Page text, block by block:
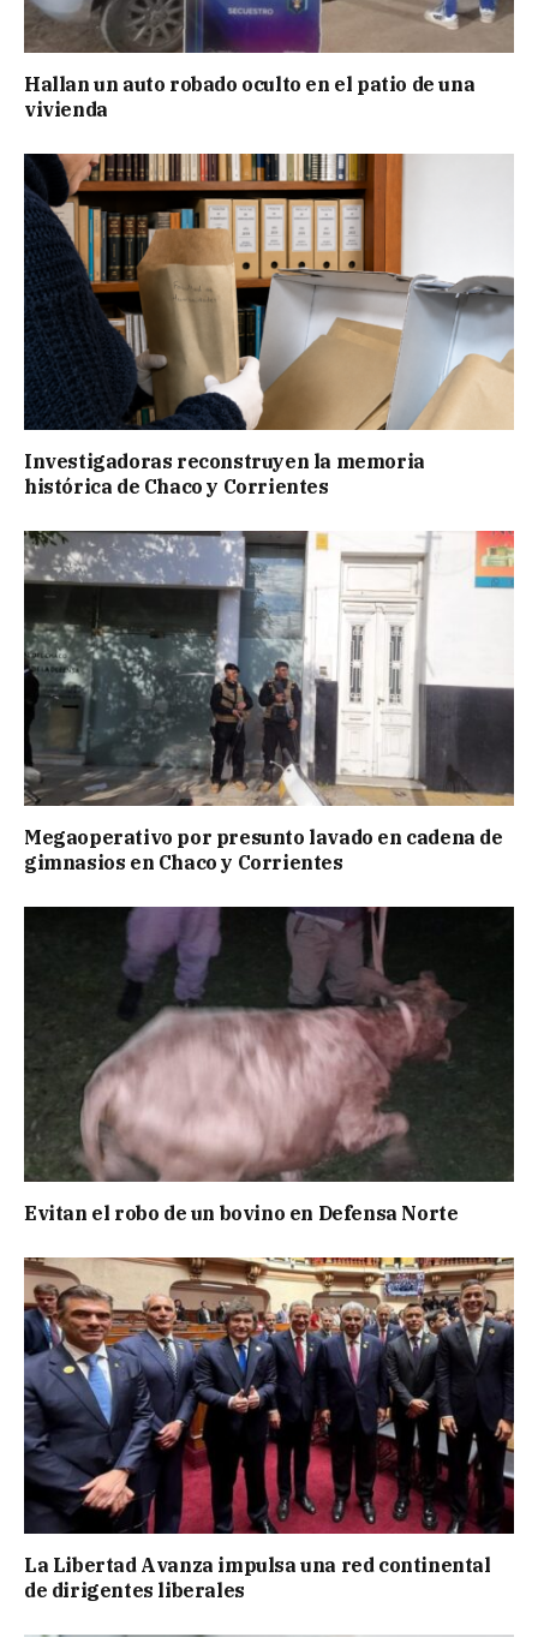
Hallan un auto robado oculto en el patio de una
vivienda
Investigadoras reconstruyen la memoria
histórica de Chaco y Corrientes
Megaoperativo por presunto lavado en cadena de
gimnasios en Chaco y Corrientes
Evitan el robo de un bovino en Defensa Norte
La Libertad Avanza impulsa una red continental
de dirigentes liberales